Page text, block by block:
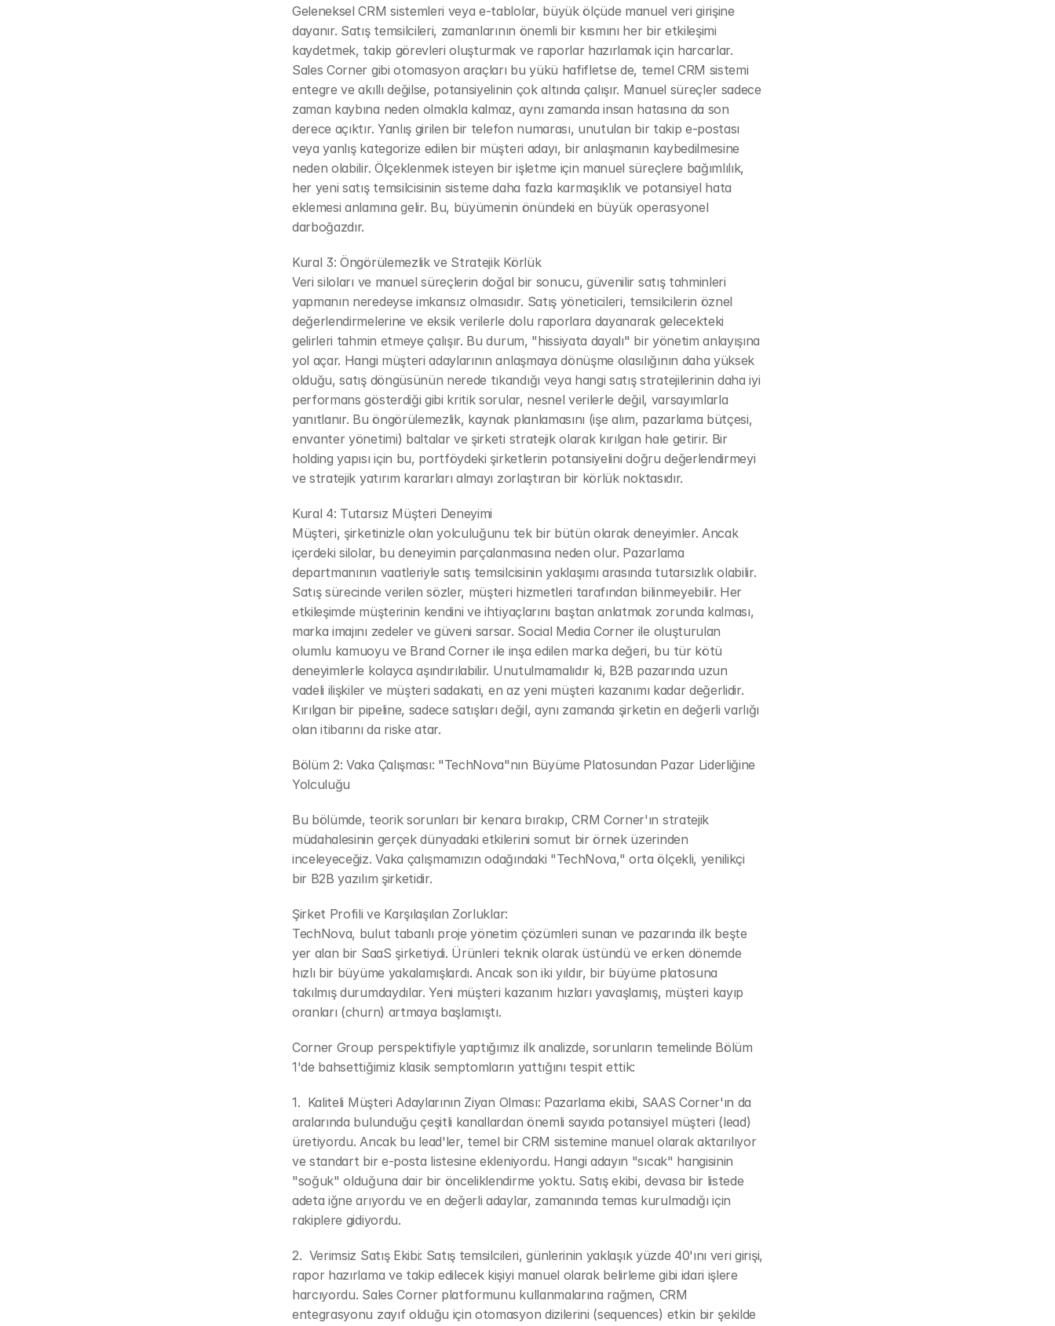
Geleneksel CRM sistemleri veya e-tablolar, büyük ölçüde manuel veri girişine
dayanır. Satış temsilcileri, zamanlarının önemli bir kısmını her bir etkileşimi
kaydetmek, takip görevleri oluşturmak ve raporlar hazırlamak için harcarlar.
Sales Corner gibi otomasyon araçları bu yükü hafifletse de, temel CRM sistemi
entegre ve akıllı değilse, potansiyelinin çok altında çalışır. Manuel süreçler sadece
zaman kaybına neden olmakla kalmaz, aynı zamanda insan hatasına da son
derece açıktır. Yanlış girilen bir telefon numarası, unutulan bir takip e-postası
veya yanlış kategorize edilen bir müşteri adayı, bir anlaşmanın kaybedilmesine
neden olabilir. Ölçeklenmek isteyen bir işletme için manuel süreçlere bağımlılık,
her yeni satış temsilcisinin sisteme daha fazla karmaşıklık ve potansiyel hata
eklemesi anlamına gelir. Bu, büyümenin önündeki en büyük operasyonel
darboğazdır.
Kural 3: Öngörülemezlik ve Stratejik Körlük
Veri siloları ve manuel süreçlerin doğal bir sonucu, güvenilir satış tahminleri
yapmanın neredeyse imkansız olmasıdır. Satış yöneticileri, temsilcilerin öznel
değerlendirmelerine ve eksik verilerle dolu raporlara dayanarak gelecekteki
gelirleri tahmin etmeye çalışır. Bu durum, "hissiyata dayalı" bir yönetim anlayışına
yol açar. Hangi müşteri adaylarının anlaşmaya dönüşme olasılığının daha yüksek
olduğu, satış döngüsünün nerede tıkandığı veya hangi satış stratejilerinin daha iyi
performans gösterdiği gibi kritik sorular, nesnel verilerle değil, varsayımlarla
yanıtlanır. Bu öngörülemezlik, kaynak planlamasını (işe alım, pazarlama bütçesi,
envanter yönetimi) baltalar ve şirketi stratejik olarak kırılgan hale getirir. Bir
holding yapısı için bu, portföydeki şirketlerin potansiyelini doğru değerlendirmeyi
ve stratejik yatırım kararları almayı zorlaştıran bir körlük noktasıdır.
Kural 4: Tutarsız Müşteri Deneyimi
Müşteri, şirketinizle olan yolculuğunu tek bir bütün olarak deneyimler. Ancak
içerdeki silolar, bu deneyimin parçalanmasına neden olur. Pazarlama
departmanının vaatleriyle satış temsilcisinin yaklaşımı arasında tutarsızlık olabilir.
Satış sürecinde verilen sözler, müşteri hizmetleri tarafından bilinmeyebilir. Her
etkileşimde müşterinin kendini ve ihtiyaçlarını baştan anlatmak zorunda kalması,
marka imajını zedeler ve güveni sarsar. Social Media Corner ile oluşturulan
olumlu kamuoyu ve Brand Corner ile inşa edilen marka değeri, bu tür kötü
deneyimlerle kolayca aşındırılabilir. Unutulmamalıdır ki, B2B pazarında uzun
vadeli ilişkiler ve müşteri sadakati, en az yeni müşteri kazanımı kadar değerlidir.
Kırılgan bir pipeline, sadece satışları değil, aynı zamanda şirketin en değerli varlığı
olan itibarını da riske atar.
Bölüm 2: Vaka Çalışması: "TechNova"nın Büyüme Platosundan Pazar Liderliğine
Yolculuğu
Bu bölümde, teorik sorunları bir kenara bırakıp, CRM Corner'ın stratejik
müdahalesinin gerçek dünyadaki etkilerini somut bir örnek üzerinden
inceleyeceğiz. Vaka çalışmamızın odağındaki "TechNova," orta ölçekli, yenilikçi
bir B2B yazılım şirketidir.
Şirket Profili ve Karşılaşılan Zorluklar:
TechNova, bulut tabanlı proje yönetim çözümleri sunan ve pazarında ilk beşte
yer alan bir SaaS şirketiydi. Ürünleri teknik olarak üstündü ve erken dönemde
hızlı bir büyüme yakalamışlardı. Ancak son iki yıldır, bir büyüme platosuna
takılmış durumdaydılar. Yeni müşteri kazanım hızları yavaşlamış, müşteri kayıp
oranları (churn) artmaya başlamıştı.
Corner Group perspektifiyle yaptığımız ilk analizde, sorunların temelinde Bölüm
1'de bahsettiğimiz klasik semptomların yattığını tespit ettik:
1.  Kaliteli Müşteri Adaylarının Ziyan Olması: Pazarlama ekibi, SAAS Corner'ın da
aralarında bulunduğu çeşitli kanallardan önemli sayıda potansiyel müşteri (lead)
üretiyordu. Ancak bu lead'ler, temel bir CRM sistemine manuel olarak aktarılıyor
ve standart bir e-posta listesine ekleniyordu. Hangi adayın "sıcak" hangisinin
"soğuk" olduğuna dair bir önceliklendirme yoktu. Satış ekibi, devasa bir listede
adeta iğne arıyordu ve en değerli adaylar, zamanında temas kurulmadığı için
rakiplere gidiyordu.
2.  Verimsiz Satış Ekibi: Satış temsilcileri, günlerinin yaklaşık yüzde 40'ını veri girişi,
rapor hazırlama ve takip edilecek kişiyi manuel olarak belirleme gibi idari işlere
harcıyordu. Sales Corner platformunu kullanmalarına rağmen, CRM
entegrasyonu zayıf olduğu için otomasyon dizilerini (sequences) etkin bir şekilde